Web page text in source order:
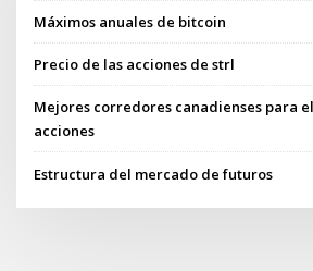
Máximos anuales de bitcoin
Precio de las acciones de strl
Mejores corredores canadienses para
acciones
Estructura del mercado de futuros